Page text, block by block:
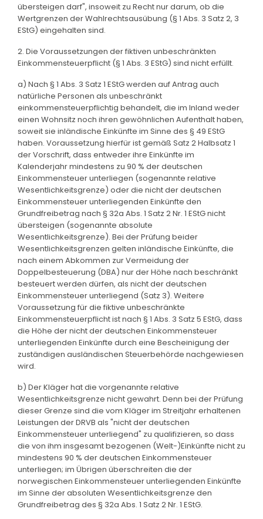
übersteigen darf", insoweit zu Recht nur darum, ob die
Wertgrenzen der Wahlrechtsausübung (§ 1 Abs. 3 Satz 2, 3
EStG) eingehalten sind.
2. Die Voraussetzungen der fiktiven unbeschränkten
Einkommensteuerpflicht (§ 1 Abs. 3 EStG) sind nicht erfüllt.
a) Nach § 1 Abs. 3 Satz 1 EStG werden auf Antrag auch
natürliche Personen als unbeschränkt
einkommensteuerpflichtig behandelt, die im Inland weder
einen Wohnsitz noch ihren gewöhnlichen Aufenthalt haben,
soweit sie inländische Einkünfte im Sinne des § 49 EStG
haben. Voraussetzung hierfür ist gemäß Satz 2 Halbsatz 1
der Vorschrift, dass entweder ihre Einkünfte im
Kalenderjahr mindestens zu 90 % der deutschen
Einkommensteuer unterliegen (sogenannte relative
Wesentlichkeitsgrenze) oder die nicht der deutschen
Einkommensteuer unterliegenden Einkünfte den
Grundfreibetrag nach § 32a Abs. 1 Satz 2 Nr. 1 EStG nicht
übersteigen (sogenannte absolute
Wesentlichkeitsgrenze). Bei der Prüfung beider
Wesentlichkeitsgrenzen gelten inländische Einkünfte, die
nach einem Abkommen zur Vermeidung der
Doppelbesteuerung (DBA) nur der Höhe nach beschränkt
besteuert werden dürfen, als nicht der deutschen
Einkommensteuer unterliegend (Satz 3). Weitere
Voraussetzung für die fiktive unbeschränkte
Einkommensteuerpflicht ist nach § 1 Abs. 3 Satz 5 EStG, dass
die Höhe der nicht der deutschen Einkommensteuer
unterliegenden Einkünfte durch eine Bescheinigung der
zuständigen ausländischen Steuerbehörde nachgewiesen
wird.
b) Der Kläger hat die vorgenannte relative
Wesentlichkeitsgrenze nicht gewahrt. Denn bei der Prüfung
dieser Grenze sind die vom Kläger im Streitjahr erhaltenen
Leistungen der DRVB als "nicht der deutschen
Einkommensteuer unterliegend" zu qualifizieren, so dass
die von ihm insgesamt bezogenen (Welt-)Einkünfte nicht zu
mindestens 90 % der deutschen Einkommensteuer
unterliegen; im Übrigen überschreiten die der
norwegischen Einkommensteuer unterliegenden Einkünfte
im Sinne der absoluten Wesentlichkeitsgrenze den
Grundfreibetrag des § 32a Abs. 1 Satz 2 Nr. 1 EStG.